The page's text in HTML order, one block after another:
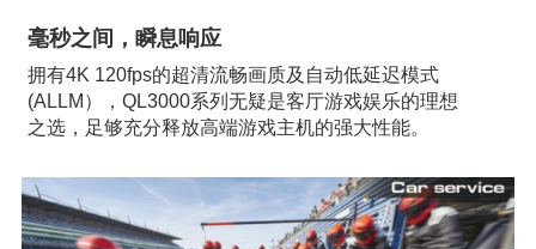
毫秒之间，瞬息响应
拥有4K 120fps的超清流畅画质及自动低延迟模式
(ALLM），QL3000系列无疑是客厅游戏娱乐的理想
之选，足够充分释放高端游戏主机的强大性能。